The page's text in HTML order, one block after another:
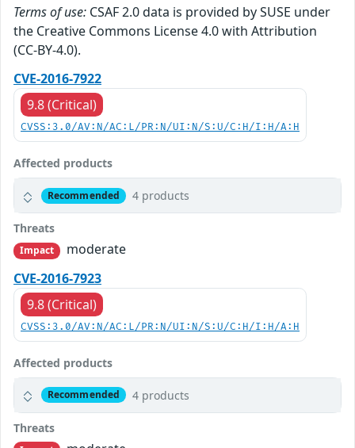
Terms of use: CSAF 2.0 data is provided by SUSE under
the Creative Commons License 4.0 with Attribution
(CC-BY-4.0).
CVE-2016-7922
9.8 (Critical)
CVSS:3.0/AV:N/AC:L/PR:N/UI:N/S:U/C:H/I:H/A:H
Affected products
Recommended 4 products
Threats
Impact
moderate
CVE-2016-7923
9.8 (Critical)
CVSS:3.0/AV:N/AC:L/PR:N/UI:N/S:U/C:H/I:H/A:H
Affected products
Recommended 4 products
Threats